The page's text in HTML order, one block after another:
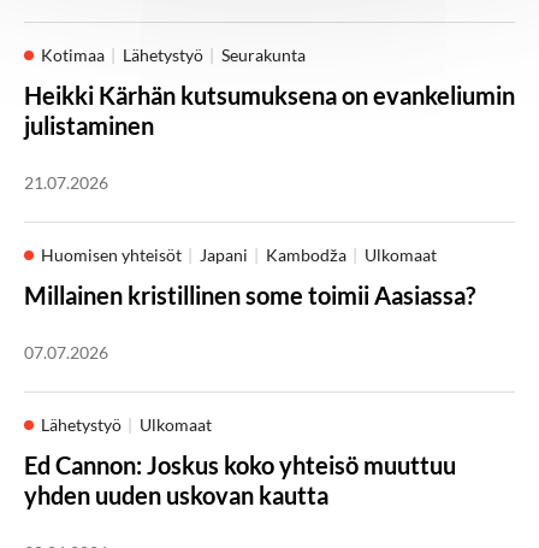
Kotimaa Lähetystyö Seurakunta
Heikki Kärhän kutsumuksena on evankeliumin
julistaminen
21.07.2026
Huomisen yhteisöt Japani Kambodža Ulkomaat
Millainen kristillinen some toimii Aasiassa?
07.07.2026
Lähetystyö Ulkomaat
Ed Cannon: Joskus koko yhteisö muuttuu
yhden uuden uskovan kautta